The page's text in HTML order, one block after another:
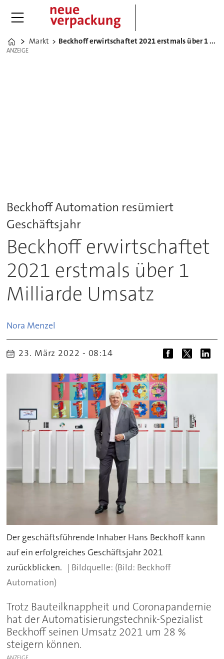
Home
Markt Beckhoff erwirtschaftet 2021 erstmals über 1 Milliarde Umsatz
ANZEIGE
ANZEIGE
Beckhoff Automation resümiert
Geschäftsjahr
Beckhoff erwirtschaftet
2021 erstmals über 1
Milliarde Umsatz
Nora Menzel
23. März 2022 - 08:14
Der geschäftsführende Inhaber Hans Beckhoff kann
auf ein erfolgreiches Geschäftsjahr 2021
zurückblicken.
(Bild: Beckhoff
Automation)
Trotz Bauteilknappheit und Coronapandemie
hat der Automatisierungstechnik-Spezialist
Beckhoff seinen Umsatz 2021 um 28 %
steigern können.